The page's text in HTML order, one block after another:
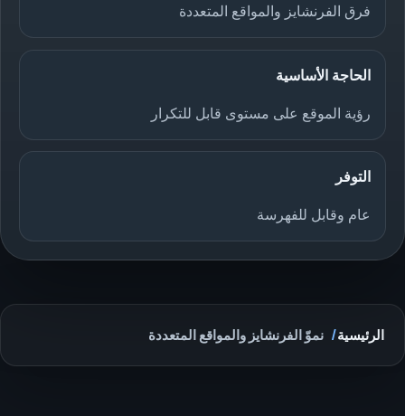
فرق الفرنشايز والمواقع المتعددة
الحاجة الأساسية
رؤية الموقع على مستوى قابل للتكرار
التوفر
عام وقابل للفهرسة
الرئيسية نموّ الفرنشايز والمواقع المتعددة